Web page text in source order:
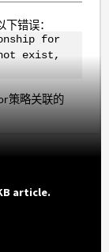
错误：
for
not exist,
策略关联的
article.